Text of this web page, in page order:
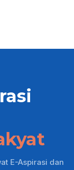
E-Aspirasi dan